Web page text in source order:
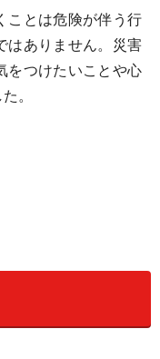
ことは危険が伴う行
はありません。災害
をつけたいことや心
。